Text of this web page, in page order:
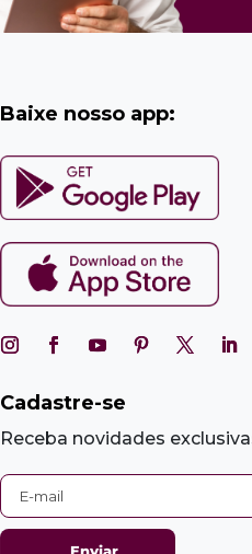
Baixe nosso app:
Cadastre-se
Receba novidades